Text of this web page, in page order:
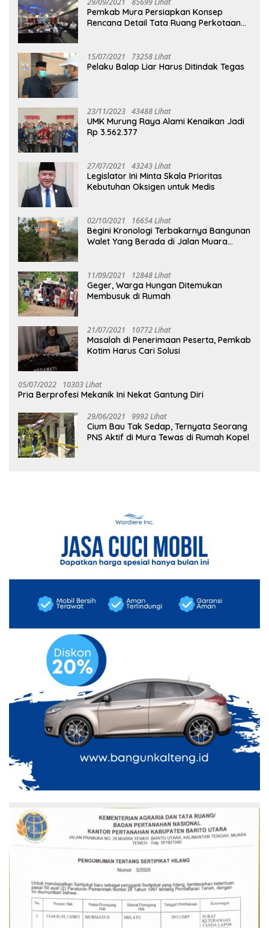
Pemkab Mura Persiapkan Konsep
Rencana Detail Tata Ruang Perkotaan
15/07/2021 73258 Lihat
Pelaku Balap Liar Harus Ditindak Tegas
23/11/2023 43488 Lihat
UMK Murung Raya Alami Kenaikan Jadi
Rp 3.562.377
27/07/2021 43243 Lihat
Legislator Ini Minta Skala Prioritas
Kebutuhan Oksigen untuk Medis
02/10/2021 16654 Lihat
Begini Kronologi Terbakarnya Bangunan
Walet Yang Berada di Jalan Muara
11/09/2021 12848 Lihat
Geger, Warga Hungan Ditemukan
Membusuk di Rumah
21/07/2021 10772 Lihat
Masalah di Penerimaan Peserta, Pemkab
Kotim Harus Cari Solusi
05/07/2022 10303 Lihat
Pria Berprofesi Mekanik Ini Nekat Gantung Diri
29/06/2021 9992 Lihat
Cium Bau Tak Sedap, Ternyata Seorang
PNS Aktif di Mura Tewas di Rumah Kopel